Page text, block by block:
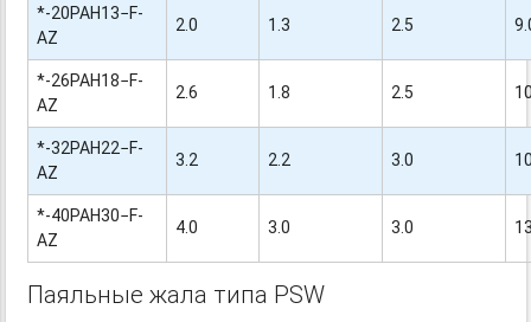
*-20PAH13−F-
AZ
2.0 1.3 2.5
*-26PAH18−F-
AZ
2.6 1.8 2.5
*-32PAH22−F-
AZ
3.2 2.2 3.0
*-40PAH30−F-
AZ
4.0 3.0 3.0
Паяльные жала типа PSW